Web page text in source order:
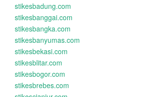
stikesbadung.com
stikesbanggai.com
stikesbangka.com
stikesbanyumas.com
stikesbekasi.com
stikesblitar.com
stikesbogor.com
stikesbrebes.com